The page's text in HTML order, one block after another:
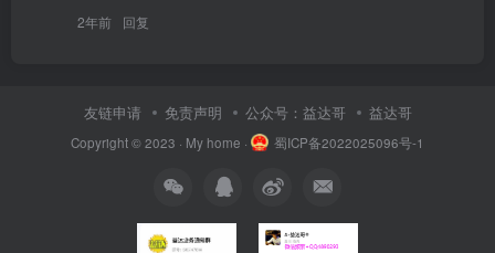
2年前 回复
友链申请 免责声明 公众号：益达哥 益达哥
Copyright © 2023 · My home · 蜀ICP备2022025096号-1